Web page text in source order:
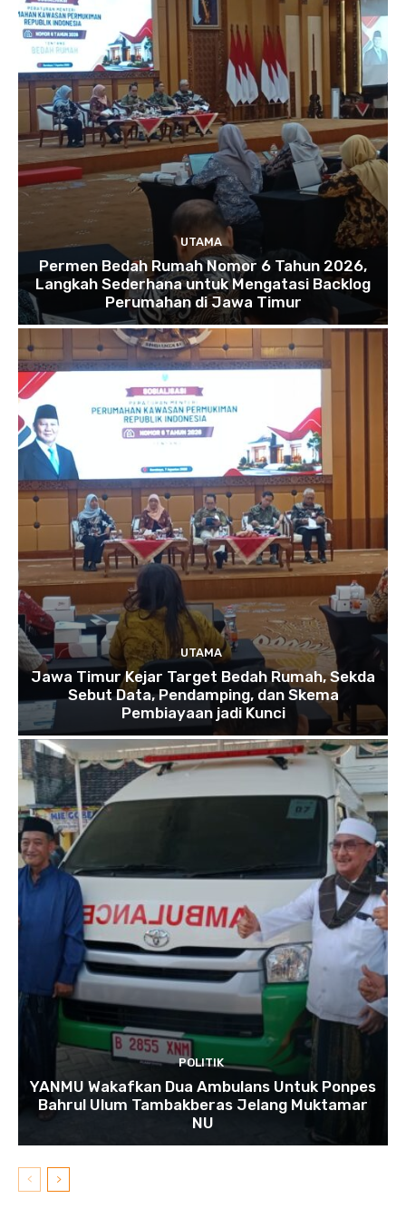
UTAMA
Permen Bedah Rumah Nomor 6 Tahun 2026,
Langkah Sederhana untuk Mengatasi Backlog
Perumahan di Jawa Timur
UTAMA
Jawa Timur Kejar Target Bedah Rumah, Sekda
Sebut Data, Pendamping, dan Skema
Pembiayaan jadi Kunci
POLITIK
YANMU Wakafkan Dua Ambulans Untuk Ponpes
Bahrul Ulum Tambakberas Jelang Muktamar
NU